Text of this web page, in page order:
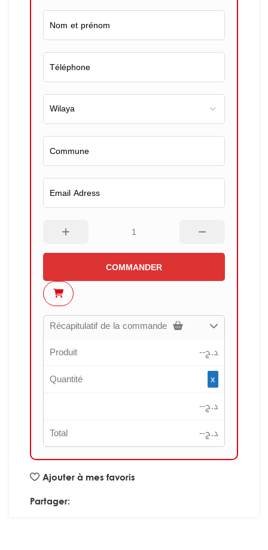
COMMANDER
Récapitulatif de la commande
Produit
--د.ج
Quantité
x
--د.ج
Total
--د.ج
Ajouter à mes favoris
Partager: